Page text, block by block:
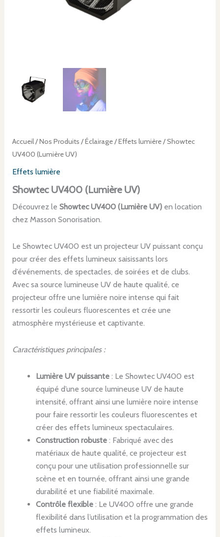
Accueil/Nos Produits /Éclairage/Effets lumière/ Showtec
UV400 (Lumière UV)
Effets lumière
Showtec UV400 (Lumière UV)
Découvrez le Showtec UV400 (Lumière UV) en location
chez Masson Sonorisation.
Le Showtec UV400 est un projecteur UV puissant conçu
pour créer des effets lumineux saisissants lors
d’événements, de spectacles, de soirées et de clubs.
Avec sa source lumineuse UV de haute qualité, ce
projecteur offre une lumière noire intense qui fait
ressortir les couleurs fluorescentes et crée une
atmosphère mystérieuse et captivante.
Caractéristiques principales :
Lumière UV puissante: Le Showtec UV400 est
équipé d’une source lumineuse UV de haute
intensité, offrant ainsi une lumière noire intense
pour faire ressortir les couleurs fluorescentes et
créer des effets lumineux spectaculaires.
Construction robuste: Fabriqué avec des
matériaux de haute qualité, ce projecteur est
conçu pour une utilisation professionnelle sur
scène et en tournée, offrant ainsi une grande
durabilité et une fiabilité maximale.
Contrôle flexible: Le UV400 offre une grande
flexibilité dans l’utilisation et la programmation des
effets lumineux.